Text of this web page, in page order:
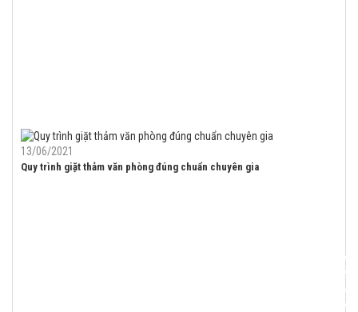
13/06/2021
Quy trình giặt thảm văn phòng đúng chuẩn chuyên gia